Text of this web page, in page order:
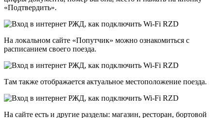
«Подтвердить».
На локальном сайте «Попутчик» можно ознакомиться с
расписанием своего поезда.
Там также отображается актуальное местоположение поезда.
На сайте есть и другие разделы: магазин, ресторан, бортовой